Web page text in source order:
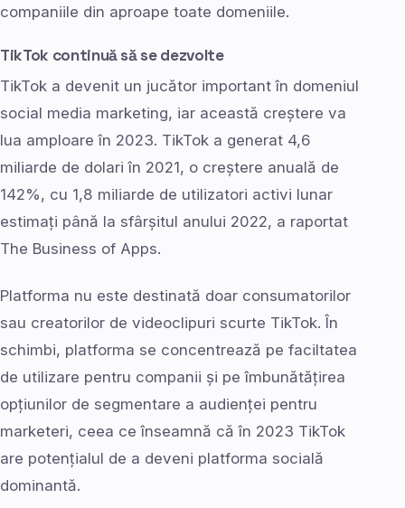
companiile din aproape toate domeniile.
TikTok continuă să se dezvolte
TikTok a devenit un jucător important în domeniul
social media marketing, iar această creștere va
lua amploare în 2023. TikTok a generat 4,6
miliarde de dolari în 2021, o creștere anuală de
142%, cu 1,8 miliarde de utilizatori activi lunar
estimați până la sfârșitul anului 2022, a raportat
The Business of Apps.
Platforma nu este destinată doar consumatorilor
sau creatorilor de videoclipuri scurte TikTok. În
schimbi, platforma se concentrează pe faciltatea
de utilizare pentru companii și pe îmbunătățirea
opțiunilor de segmentare a audienței pentru
marketeri, ceea ce înseamnă că în 2023 TikTok
are potențialul de a deveni platforma socială
dominantă.